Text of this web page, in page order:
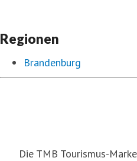
Regionen
Brandenburg
Die TMB Tourismus-